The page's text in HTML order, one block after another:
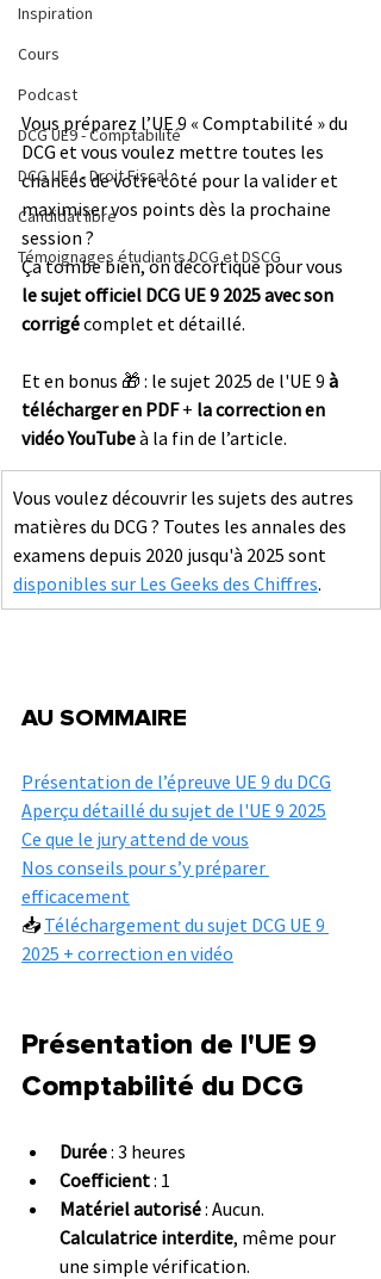
Inspiration
Cours
Podcast
DCG UE9 - Comptabilité
DCG UE4 - Droit Fiscal
Candidat libre
Témoignages étudiants DCG et DSCG
Vous préparez l’UE 9 « Comptabilité » du
DCG et vous voulez mettre toutes les
chances de votre côté pour la valider et
maximiser vos points dès la prochaine
session ?
Ça tombe bien, on décortique pour vous
le sujet officiel DCG UE 9 2025 avec son
corrigé complet et détaillé.
Et en bonus 🎁 : le sujet 2025 de l'UE 9 à
télécharger en PDF + la correction en
vidéo YouTube à la fin de l’article.
Vous voulez découvrir les sujets des autres
matières du DCG ? Toutes les annales des
examens depuis 2020 jusqu'à 2025 sont
disponibles sur Les Geeks des Chiffres.
AU SOMMAIRE
Présentation de l’épreuve UE 9 du DCG
Aperçu détaillé du sujet de l'UE 9 2025
Ce que le jury attend de vous
Nos conseils pour s’y préparer
efficacement
📥 Téléchargement du sujet DCG UE 9
2025 + correction en vidéo
Présentation de l'UE 9
Comptabilité du DCG
Durée : 3 heures
Coefficient : 1
Matériel autorisé : Aucun.
Calculatrice interdite, même pour
une simple vérification.